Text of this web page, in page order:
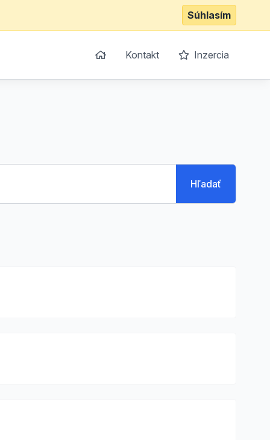
Súhlasím
Kontakt Inzercia
Hľadať